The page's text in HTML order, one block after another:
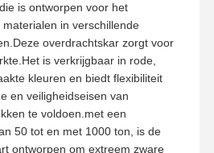
is ontworpen voor het
in verschillende
overdrachtskar zorgt voor
is verkrijgbaar in rode,
kleuren en biedt flexibiliteit
en veiligheidseisen van
te voldoen.met een
50 tot en met 1000 ton, is de
ontworpen om extreem zware